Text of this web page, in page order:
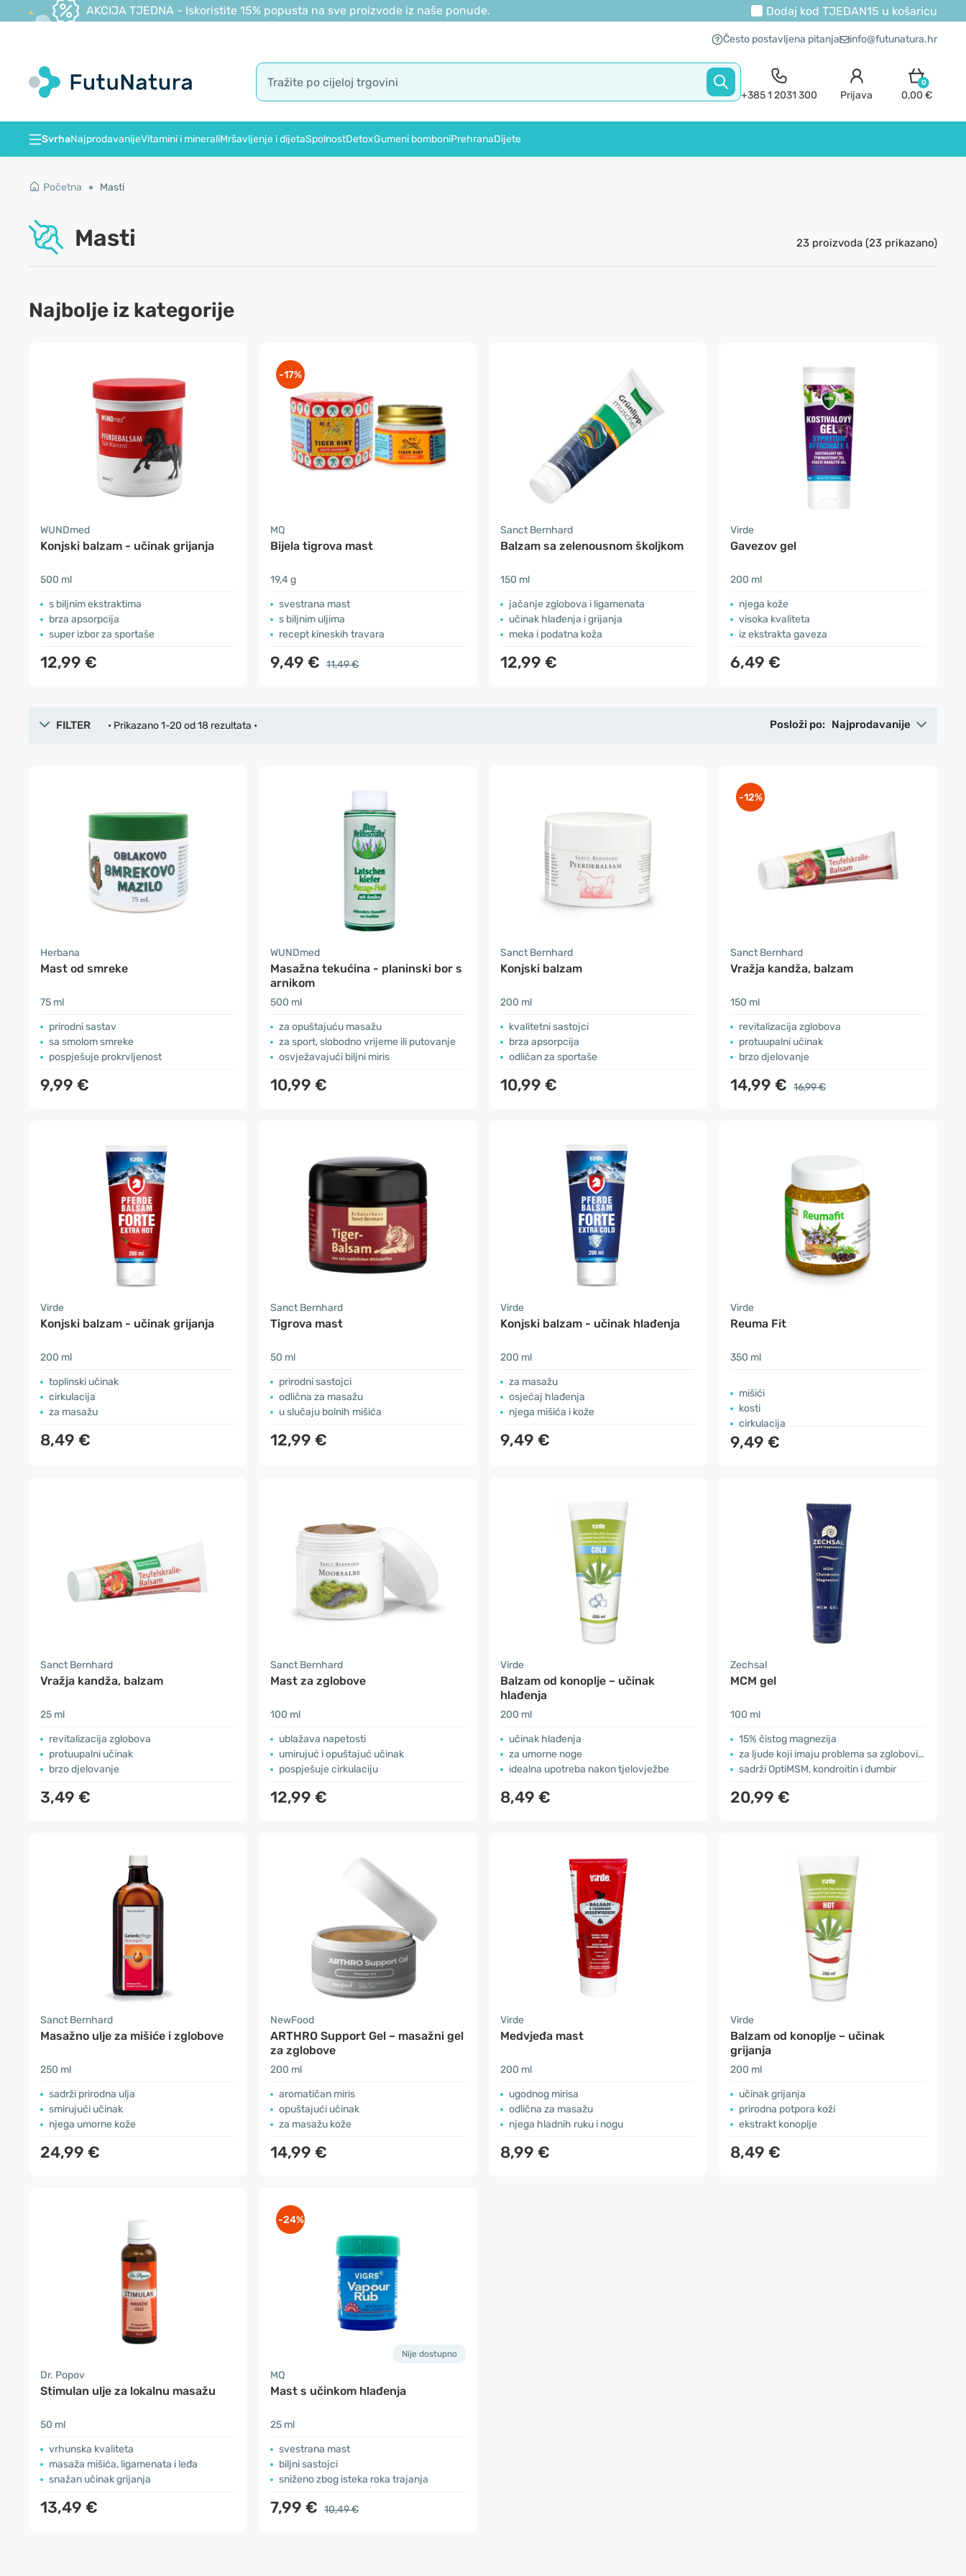
AKCIJA TJEDNA - Iskoristite 15% popusta na sve proizvode iz naše ponude. Dodaj kod TJEDAN15 u košaricu
Često postavljena pitanja info@futunatura.hr
+385 1 2031 300 Prijava
0
0,00 €
SvrhaNajprodavanijeVitamini i mineraliMršavljenje i dijetaSpolnostDetoxGumeni bomboniPrehranaDijete
Početna Masti
Masti 23 proizvoda (23 prikazano)
Najbolje iz kategorije
WUNDmed
Konjski balzam - učinak grijanja
500 ml
s biljnim ekstraktima
brza apsorpcija
super izbor za sportaše
12,99 €
-17%
MQ
Bijela tigrova mast
19,4 g
svestrana mast
s biljnim uljima
recept kineskih travara
9,49 € 11,49 €
Sanct Bernhard
Balzam sa zelenousnom školjkom
150 ml
jačanje zglobova i ligamenata
učinak hlađenja i grijanja
meka i podatna koža
12,99 €
Virde
Gavezov gel
200 ml
njega kože
visoka kvaliteta
iz ekstrakta gaveza
6,49 €
FILTER • Prikazano 1-20 od 18 rezultata • Posloži po: Najprodavanije
Herbana
Mast od smreke
75 ml
prirodni sastav
sa smolom smreke
pospješuje prokrvljenost
9,99 €
WUNDmed
Masažna tekućina - planinski bor s
arnikom
500 ml
za opuštajuću masažu
za sport, slobodno vrijeme ili putovanje
osvježavajući biljni miris
10,99 €
Sanct Bernhard
Konjski balzam
200 ml
kvalitetni sastojci
brza apsorpcija
odličan za sportaše
10,99 €
-12%
Sanct Bernhard
Vražja kandža, balzam
150 ml
revitalizacija zglobova
protuupalni učinak
brzo djelovanje
14,99 € 16,99 €
Virde
Konjski balzam - učinak grijanja
200 ml
toplinski učinak
cirkulacija
za masažu
8,49 €
Sanct Bernhard
Tigrova mast
50 ml
prirodni sastojci
odlična za masažu
u slučaju bolnih mišića
12,99 €
Virde
Konjski balzam - učinak hlađenja
200 ml
za masažu
osjećaj hlađenja
njega mišića i kože
9,49 €
Virde
Reuma Fit
350 ml
mišići
kosti
cirkulacija
9,49 €
Sanct Bernhard
Vražja kandža, balzam
25 ml
revitalizacija zglobova
protuupalni učinak
brzo djelovanje
3,49 €
Sanct Bernhard
Mast za zglobove
100 ml
ublažava napetosti
umirujuć i opuštajuć učinak
pospješuje cirkulaciju
12,99 €
Virde
Balzam od konoplje – učinak
hlađenja
200 ml
učinak hlađenja
za umorne noge
idealna upotreba nakon tjelovježbe
8,49 €
Zechsal
MCM gel
100 ml
15% čistog magnezija
za ljude koji imaju problema sa zglobovima
sadrži OptiMSM, kondroitin i đumbir
20,99 €
Sanct Bernhard
Masažno ulje za mišiće i zglobove
250 ml
sadrži prirodna ulja
smirujući učinak
njega umorne kože
24,99 €
NewFood
ARTHRO Support Gel – masažni gel
za zglobove
200 ml
aromatičan miris
opuštajući učinak
za masažu kože
14,99 €
Virde
Medvjeđa mast
200 ml
ugodnog mirisa
odlična za masažu
njega hladnih ruku i nogu
8,99 €
Virde
Balzam od konoplje – učinak
grijanja
200 ml
učinak grijanja
prirodna potpora koži
ekstrakt konoplje
8,49 €
Dr. Popov
Stimulan ulje za lokalnu masažu
50 ml
vrhunska kvaliteta
masaža mišića, ligamenata i leđa
snažan učinak grijanja
13,49 €
-24%
Nije dostupno
MQ
Mast s učinkom hlađenja
25 ml
svestrana mast
biljni sastojci
sniženo zbog isteka roka trajanja
7,99 € 10,49 €